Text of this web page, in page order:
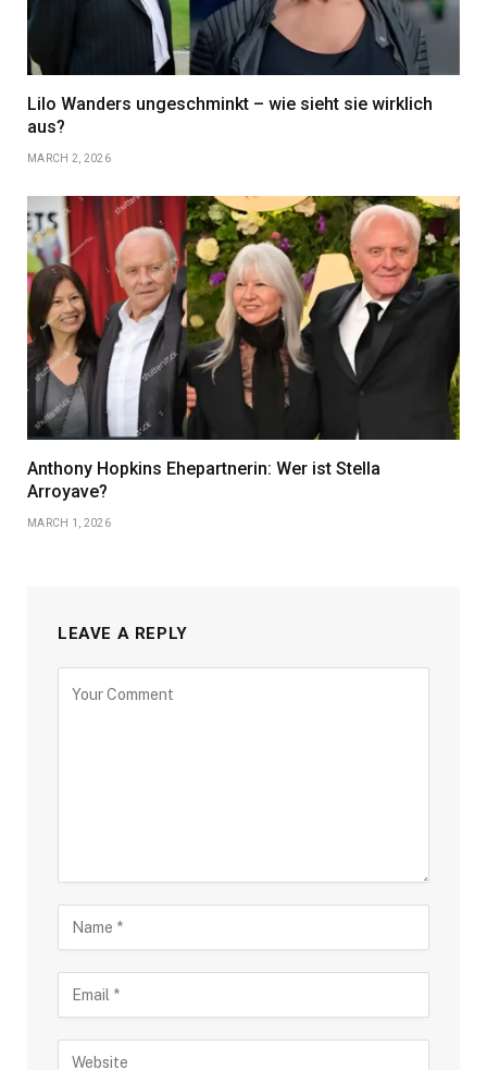
Lilo Wanders ungeschminkt – wie sieht sie wirklich
aus?
MARCH 2, 2026
Anthony Hopkins Ehepartnerin: Wer ist Stella
Arroyave?
MARCH 1, 2026
LEAVE A REPLY